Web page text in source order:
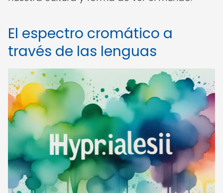
El espectro cromático a
través de las lenguas